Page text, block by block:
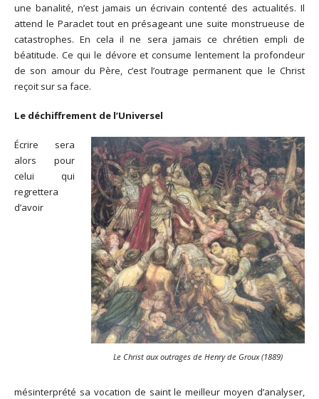
une banalité, n’est jamais un écrivain contenté des actualités. Il
attend le Paraclet tout en présageant une suite monstrueuse de
catastrophes. En cela il ne sera jamais ce chrétien empli de
béatitude. Ce qui le dévore et consume lentement la profondeur
de son amour du Père, c’est l’outrage permanent que le Christ
reçoit sur sa face.
Le déchiffrement de l’Universel
Le Christ aux outrages de Henry de Groux (1889)
Écrire sera
alors pour
celui qui
regrettera
d’avoir
mésinterprété sa vocation de saint le meilleur moyen d’analyser,